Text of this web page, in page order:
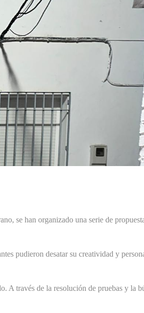
se han organizado una serie de
pudieron desatar su creatividad y
A través de la resolución de pruebas y la